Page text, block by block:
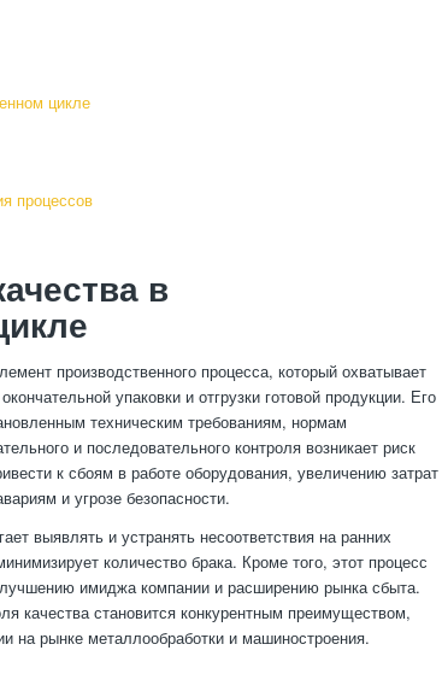
цикле
процессов
в
производственного процесса, который охватывает
упаковки и отгрузки готовой продукции. Его
техническим требованиям, нормам
и последовательного контроля возникает риск
к сбоям в работе оборудования, увеличению затрат
и угрозе безопасности.
выявлять и устранять несоответствия на ранних
количество брака. Кроме того, этот процесс
имиджа компании и расширению рынка сбыта.
качества становится конкурентным преимуществом,
рынке металлообработки и машиностроения.